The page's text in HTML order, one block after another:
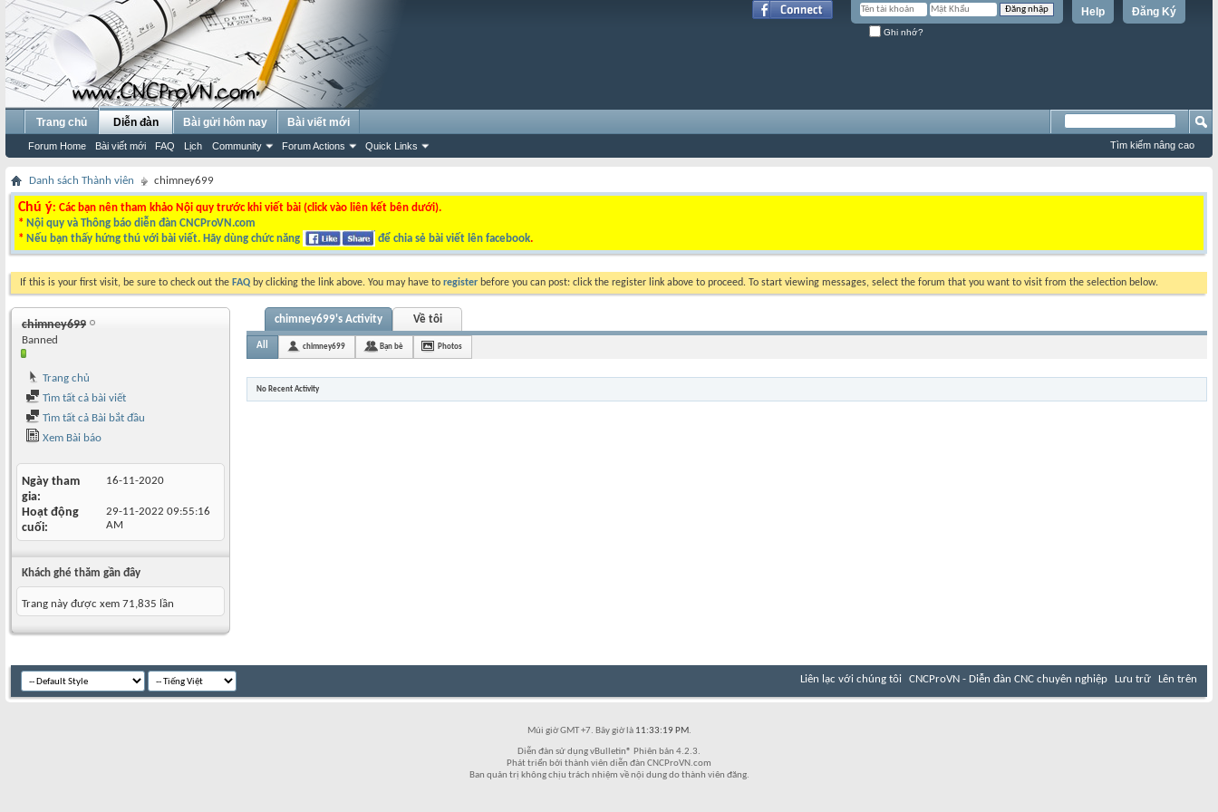
Đăng Ký
Help
Ghi nhớ?
Trang chủ Diễn đàn
Forum Home Bài viết mới FAQ Lịch Community Forum Actions Quick Links
Bài gửi hôm nay Bài viết mới
Tìm kiếm nâng cao
Danh sách Thành viên chimney699
Chú ý: Các bạn nên tham khảo Nội quy trước khi viết bài (click vào liên kết bên dưới).
* Nội quy và Thông báo diễn đàn CNCProVN.com
* Nếu bạn thấy hứng thú với bài viết. Hãy dùng chức năng để chia sẻ bài viết lên facebook.
If this is your first visit, be sure to check out the FAQ by clicking the link above. You may have to register before you can post: click the register link above to proceed. To start viewing messages, select the forum that you want to visit from the selection below.
chimney699
Banned
Trang chủ
Tìm tất cả bài viết
Tìm tất cả Bài bắt đầu
Xem Bài báo
Ngày tham
gia
16-11-2020
Hoạt động
cuối
29-11-2022 09:55:16
AM
Khách ghé thăm gần đây
Trang này được xem 71,835 lần
chimney699's Activity Về tôi
All chimney699 Bạn bè Photos
No Recent Activity
Liên lạc với chúng tôi CNCProVN - Diễn đàn CNC chuyên nghiệp Lưu trữ Lên trên
Múi giờ GMT +7. Bây giờ là 11:33:19 PM.
Diễn đàn sử dụng vBulletin® Phiên bản 4.2.3.
Phát triển bởi thành viên diễn đàn CNCProVN.com
Ban quản trị không chịu trách nhiệm về nội dung do thành viên đăng.